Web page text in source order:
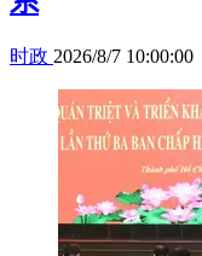
时政 2026/8/7 10:00:00